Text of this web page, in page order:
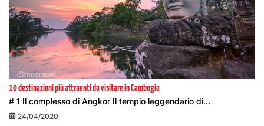
10 destinazioni più attraenti da visitare in Cambogia
# 1 Il complesso di Angkor Il tempio leggendario di...
24/04/2020